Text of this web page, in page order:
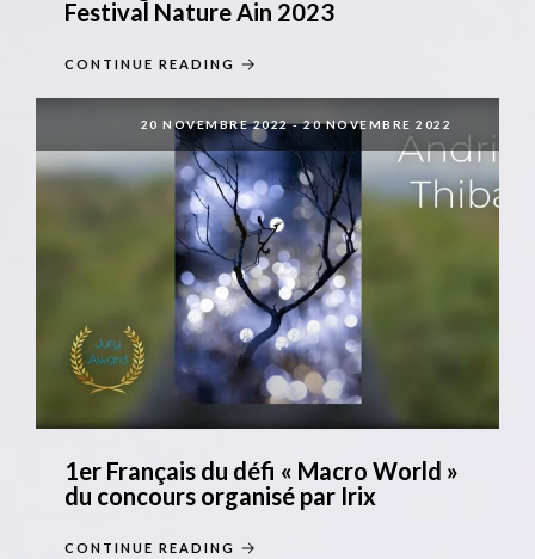
Festival Nature Ain 2023
CONTINUE READING
20 NOVEMBRE 2022-20 NOVEMBRE 2022
1er Français du défi « Macro World »
du concours organisé par Irix
CONTINUE READING